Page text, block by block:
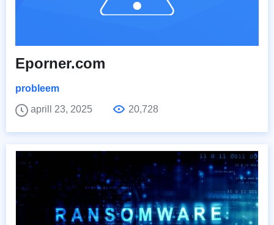
Eporner.com
probleem
aprill 23, 2025
20,728